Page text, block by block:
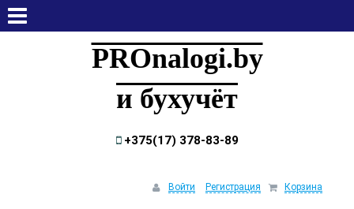
PROnalogi.by
и бухучёт
+375(17) 378-83-89
Войти Регистрация Корзина